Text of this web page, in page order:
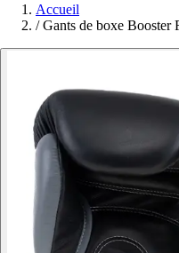
Accueil
/ Gants de boxe Booster